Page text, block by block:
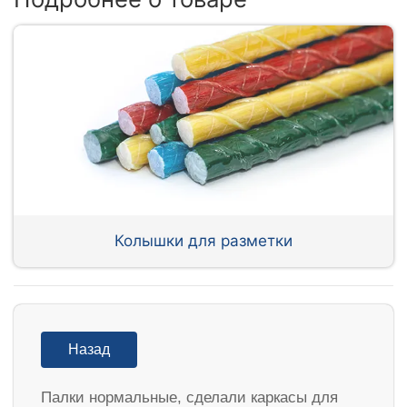
Колышки для разметки
Назад
Палки нормальные, сделали каркасы для